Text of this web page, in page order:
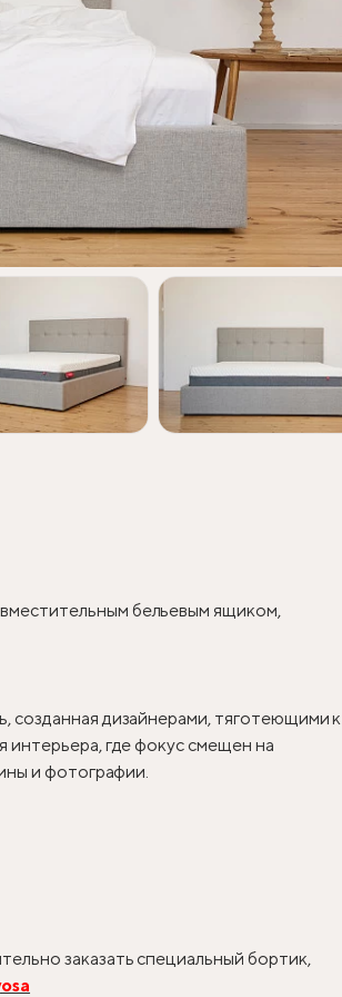
бельевым ящиком,
созданная дизайнерами, тяготеющими к
интерьера, где фокус смещен на
и фотографии.
заказать специальный бортик,